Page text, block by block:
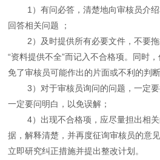
1）有问必答，清楚地向审核员介绍
回答相关问题 ；
2）及时提供所有必要文件，不要拖
“资料提供不全”而记入不合格项。同时
免了审核员可能作出的片面或不利的判断
3）对于审核员询问的问题，一定要
一定要问明白，以免误解；
4）出现不合格项，应尽量担出相关
据，解释清楚，并再度征询审核员的意
立即研究纠正措施并提出整改计划。